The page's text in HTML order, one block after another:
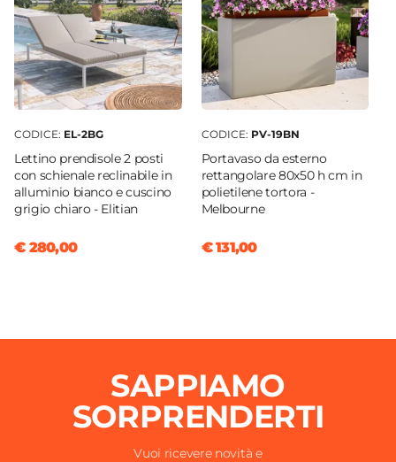
CODICE: EL-2BG
Lettino prendisole 2 posti
con schienale reclinabile in
alluminio bianco e cuscino
grigio chiaro - Elitian
€ 280,00
CODICE: PV-19BN
Portavaso da esterno
rettangolare 80x50 h cm in
polietilene tortora -
Melbourne
€ 131,00
SAPPIAMO
SORPRENDERTI
Vuoi ricevere novità e